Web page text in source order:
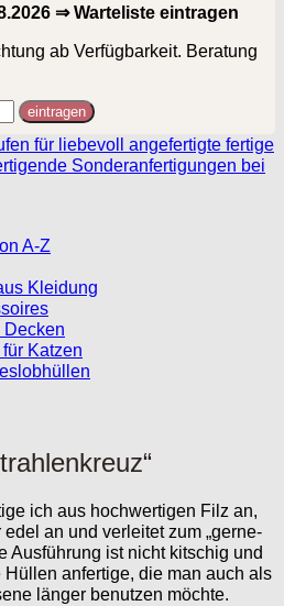
⇒ Warteliste eintragen
ab Verfügbarkeit. Beratung
A-Z
Kleidung
Decken
Katzen
ich aus hochwertigen Filz an,
an und verleitet zum „gerne-
Ausführung ist nicht kitschig und
anfertige, die man auch als
länger benutzen möchte.